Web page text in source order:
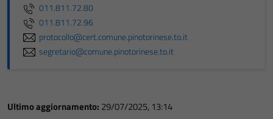
011.811.72.80
011.811.72.96
protocollo@cert.comune.pinotorinese.to.it
segretario@comune.pinotorinese.to.it
Ultimo aggiornamento: 29/07/2025, 13:14